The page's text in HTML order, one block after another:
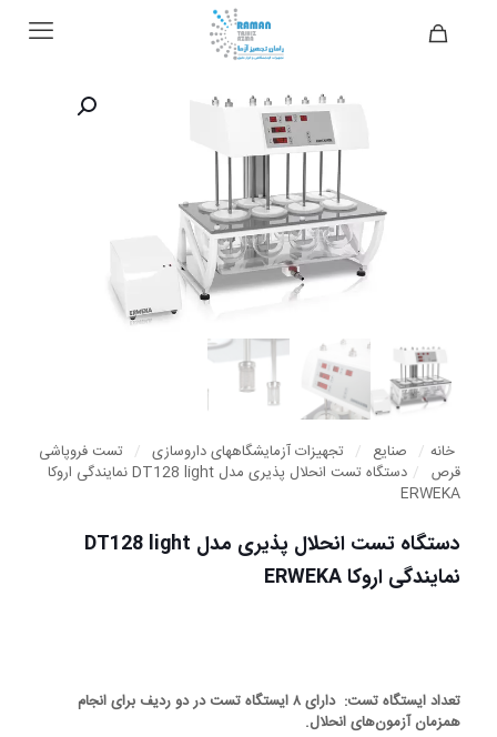
خانه / صنایع / تجهیزات آزمایشگاههای داروسازی / تست فروپاشی
قرص /
دستگاه تست انحلال پذیری مدل DT128 light نمایندگی اروکا
ERWEKA
دستگاه تست انحلال پذیری مدل DT128 light
نمایندگی اروکا ERWEKA
تعداد ایستگاه تست: دارای ۸ ایستگاه تست در دو ردیف برای انجام
همزمان آزمون‌های انحلال.